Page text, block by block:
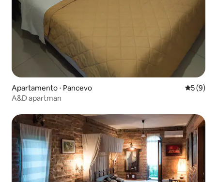
Apartamento ⋅ Pancevo 5 de
5 (9)
A&D apartman